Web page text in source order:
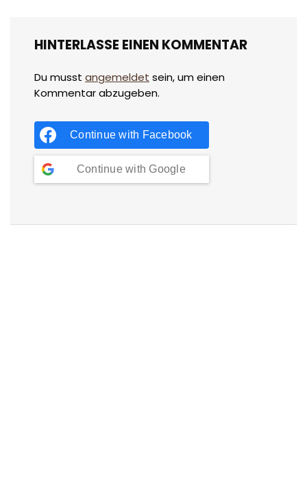
HINTERLASSE EINEN KOMMENTAR
Du musst angemeldet sein, um einen
Kommentar abzugeben.
Continue with Facebook
Continue with Google